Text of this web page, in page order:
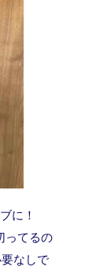
に！
ってるの
なしで